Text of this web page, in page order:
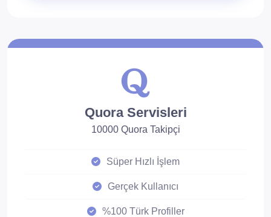
Quora Servisleri
10000 Quora Takipçi
Süper Hızlı İşlem
Gerçek Kullanıcı
%100 Türk Profiller